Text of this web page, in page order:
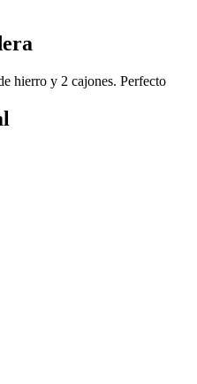
hierro y 2 cajones. Perfecto